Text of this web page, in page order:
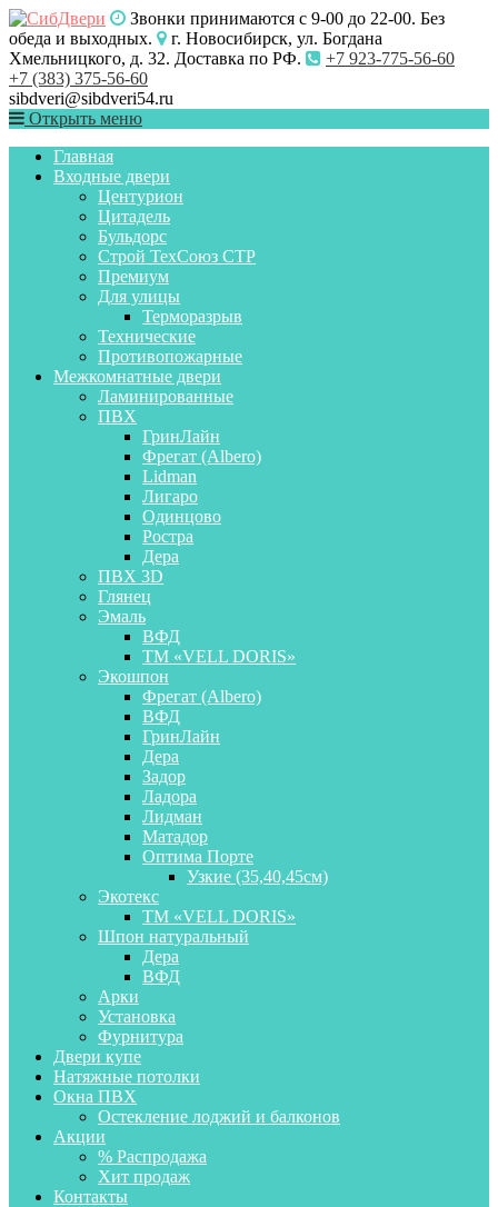
Звонки принимаются с 9-00 до 22-00. Без
обеда и выходных.
г. Новосибирск, ул. Богдана
Хмельницкого, д. 32. Доставка по РФ.
+7 923-775-56-60
+7 (383) 375-56-60
sibdveri@sibdveri54.ru
Открыть меню
Главная
Входные двери
Центурион
Цитадель
Бульдорс
Строй ТехСоюз СТР
Премиум
Для улицы
Терморазрыв
Технические
Противопожарные
Межкомнатные двери
Ламинированные
ПВХ
ГринЛайн
Фрегат (Albero)
Lidman
Лигаро
Одинцово
Ростра
Дера
ПВХ 3D
Глянец
Эмаль
ВФД
ТМ «VELL DORIS»
Экошпон
Фрегат (Albero)
ВФД
ГринЛайн
Дера
Задор
Ладора
Лидман
Матадор
Оптима Порте
Узкие (35,40,45см)
Экотекс
ТМ «VELL DORIS»
Шпон натуральный
Дера
ВФД
Арки
Установка
Фурнитура
Двери купе
Натяжные потолки
Окна ПВХ
Остекление лоджий и балконов
Акции
% Распродажа
Хит продаж
Контакты